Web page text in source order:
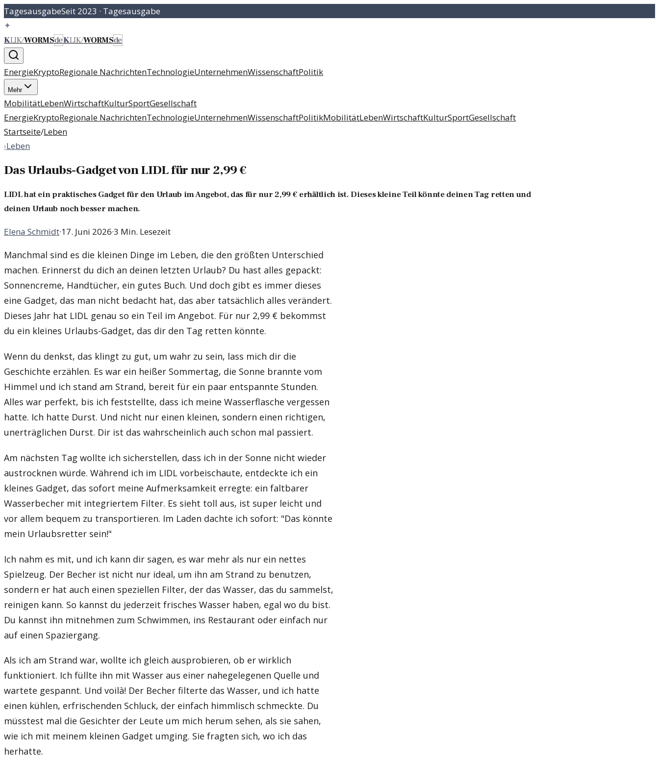
TagesausgabeSeit 2023 · Tagesausgabe
✦
KLIK/WORMSdeKLIK/WORMSde
EnergieKryptoRegionale NachrichtenTechnologieUnternehmenWissenschaftPolitik
Mehr
MobilitätLebenWirtschaftKulturSportGesellschaft
EnergieKryptoRegionale NachrichtenTechnologieUnternehmenWissenschaftPolitikMobilitätLebenWirtschaftKulturSportGesellschaft
Startseite/Leben
›Leben
Das Urlaubs-Gadget von LIDL für nur 2,99 €
LIDL hat ein praktisches Gadget für den Urlaub im Angebot, das für nur 2,99 € erhältlich ist. Dieses kleine Teil könnte deinen Tag retten und
deinen Urlaub noch besser machen.
Elena Schmidt·17. Juni 2026·3 Min. Lesezeit
Manchmal sind es die kleinen Dinge im Leben, die den größten Unterschied
machen. Erinnerst du dich an deinen letzten Urlaub? Du hast alles gepackt:
Sonnencreme, Handtücher, ein gutes Buch. Und doch gibt es immer dieses
eine Gadget, das man nicht bedacht hat, das aber tatsächlich alles verändert.
Dieses Jahr hat LIDL genau so ein Teil im Angebot. Für nur 2,99 € bekommst
du ein kleines Urlaubs-Gadget, das dir den Tag retten könnte.
Wenn du denkst, das klingt zu gut, um wahr zu sein, lass mich dir die
Geschichte erzählen. Es war ein heißer Sommertag, die Sonne brannte vom
Himmel und ich stand am Strand, bereit für ein paar entspannte Stunden.
Alles war perfekt, bis ich feststellte, dass ich meine Wasserflasche vergessen
hatte. Ich hatte Durst. Und nicht nur einen kleinen, sondern einen richtigen,
unerträglichen Durst. Dir ist das wahrscheinlich auch schon mal passiert.
Am nächsten Tag wollte ich sicherstellen, dass ich in der Sonne nicht wieder
austrocknen würde. Während ich im LIDL vorbeischaute, entdeckte ich ein
kleines Gadget, das sofort meine Aufmerksamkeit erregte: ein faltbarer
Wasserbecher mit integriertem Filter. Es sieht toll aus, ist super leicht und
vor allem bequem zu transportieren. Im Laden dachte ich sofort: "Das könnte
mein Urlaubsretter sein!"
Ich nahm es mit, und ich kann dir sagen, es war mehr als nur ein nettes
Spielzeug. Der Becher ist nicht nur ideal, um ihn am Strand zu benutzen,
sondern er hat auch einen speziellen Filter, der das Wasser, das du sammelst,
reinigen kann. So kannst du jederzeit frisches Wasser haben, egal wo du bist.
Du kannst ihn mitnehmen zum Schwimmen, ins Restaurant oder einfach nur
auf einen Spaziergang.
Als ich am Strand war, wollte ich gleich ausprobieren, ob er wirklich
funktioniert. Ich füllte ihn mit Wasser aus einer nahegelegenen Quelle und
wartete gespannt. Und voilà! Der Becher filterte das Wasser, und ich hatte
einen kühlen, erfrischenden Schluck, der einfach himmlisch schmeckte. Du
müsstest mal die Gesichter der Leute um mich herum sehen, als sie sahen,
wie ich mit meinem kleinen Gadget umging. Sie fragten sich, wo ich das
herhatte.